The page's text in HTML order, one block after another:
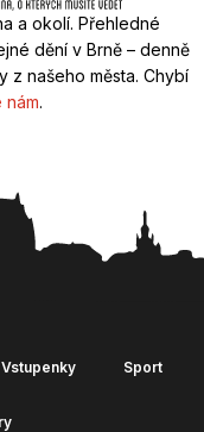
a okolí. Přehledné
dění v Brně – denně
z našeho města. Chybí
nám.
Vstupenky Sport